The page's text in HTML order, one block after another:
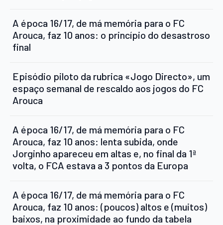
A época 16/17, de má memória para o FC
Arouca, faz 10 anos: o princípio do desastroso
final
Episódio piloto da rubrica «Jogo Directo», um
espaço semanal de rescaldo aos jogos do FC
Arouca
A época 16/17, de má memória para o FC
Arouca, faz 10 anos: lenta subida, onde
Jorginho apareceu em altas e, no final da 1ª
volta, o FCA estava a 3 pontos da Europa
A época 16/17, de má memória para o FC
Arouca, faz 10 anos: (poucos) altos e (muitos)
baixos, na proximidade ao fundo da tabela